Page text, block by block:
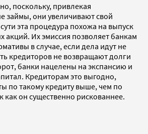
поскольку, привлекая
займы, они увеличивают свой
эта процедура похожа на выпуск
акций. Их эмиссия позволяет банкам
в случае, если дела идут не
кредиторов не возвращают долги
банки нацелены на экспансию и
Кредиторам это выгодно,
по такому кредиту выше, чем по
как он существенно рискованнее.